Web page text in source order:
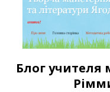
Блог учителя